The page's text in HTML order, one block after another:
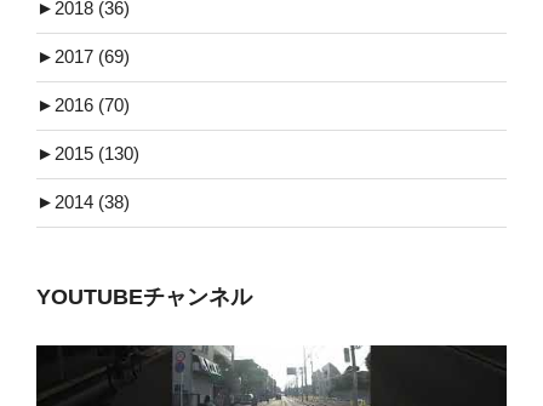
►2018 (36)
►2017 (69)
►2016 (70)
►2015 (130)
►2014 (38)
YOUTUBEチャンネル